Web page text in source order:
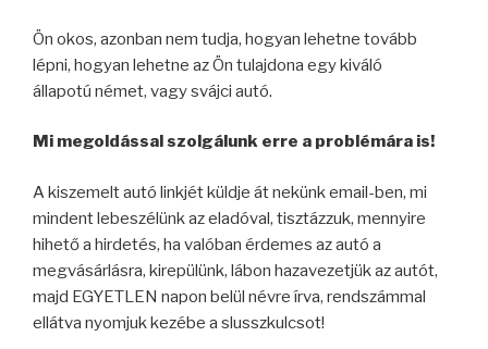
Ön okos, azonban nem tudja, hogyan lehetne tovább
lépni, hogyan lehetne az Ön tulajdona egy kiváló
állapotú német, vagy svájci autó.
Mi megoldással szolgálunk erre a problémára is!
A kiszemelt autó linkjét küldje át nekünk email-ben, mi
mindent lebeszélünk az eladóval, tisztázzuk, mennyire
hihető a hirdetés, ha valóban érdemes az autó a
megvásárlásra, kirepülünk, lábon hazavezetjük az autót,
majd EGYETLEN napon belül névre írva, rendszámmal
ellátva nyomjuk kezébe a slusszkulcsot!